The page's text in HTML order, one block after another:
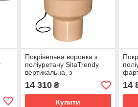
Покрівельна воронка з
поліуретану SitaTrendy
вертикальна, з
притискним фланцем та
системою обігріву
(діаметр 110 мм)
14 310₴
Купити
з
14